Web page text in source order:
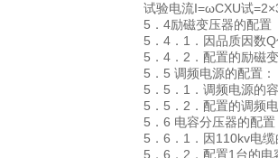
试验电流I=ωCXU试
5．4励磁变压器的配置
5．4．1．因品质因数
5．4．2．配置的励磁
5．5 调频电源的配置：
5．5．1．调频电源的
5．5．2．配置的调频
5．6 电容分压器的配置
5．6．1．因110kv电
5．6．2．配置1台的